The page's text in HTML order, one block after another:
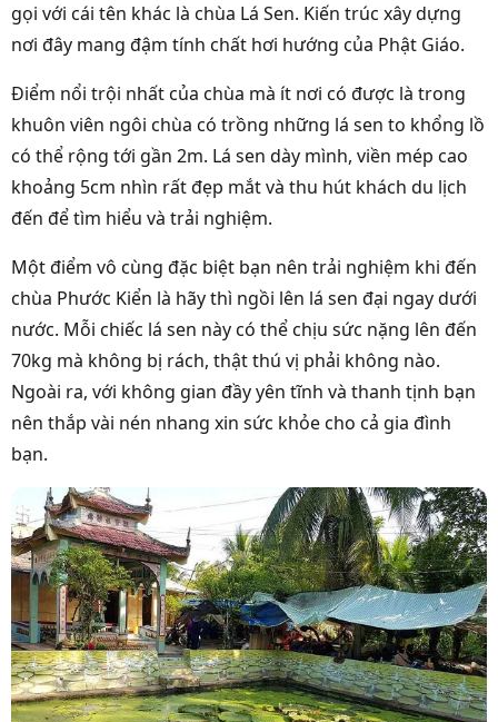
gọi với cái tên khác là chùa Lá Sen. Kiến trúc xây dựng
nơi đây mang đậm tính chất hơi hướng của Phật Giáo.
Điểm nổi trội nhất của chùa mà ít nơi có được là trong
khuôn viên ngôi chùa có trồng những lá sen to khổng lồ
có thể rộng tới gần 2m. Lá sen dày mình, viền mép cao
khoảng 5cm nhìn rất đẹp mắt và thu hút khách du lịch
đến để tìm hiểu và trải nghiệm.
Một điểm vô cùng đặc biệt bạn nên trải nghiệm khi đến
chùa Phước Kiển là hãy thì ngồi lên lá sen đại ngay dưới
nước. Mỗi chiếc lá sen này có thể chịu sức nặng lên đến
70kg mà không bị rách, thật thú vị phải không nào.
Ngoài ra, với không gian đầy yên tĩnh và thanh tịnh bạn
nên thắp vài nén nhang xin sức khỏe cho cả gia đình
bạn.